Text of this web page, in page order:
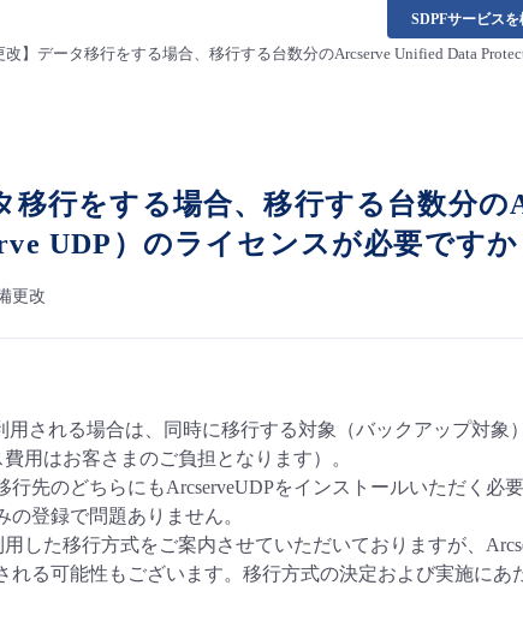
SDPFサービス
改】データ移行をする場合、移行する台数分のArcserve Unified Data
移行をする場合、移行する台数分
UDP）のライセンスが必要ですか
更改
用される場合は、同時に移行する対象（バックアップ対象
用はお客さまのご負担となります）。
行先のどちらにもArcserveUDPをインストールいただく必
登録で問題ありません。
用した移行方式をご案内させていただいておりますが、
れる可能性もございます。移行方式の決定および実施に